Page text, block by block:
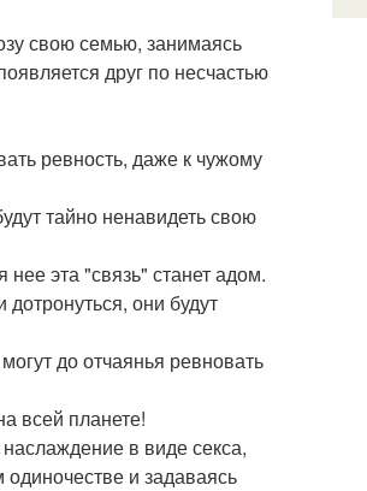
свою семью, занимаясь
друг по несчастью
ревность, даже к чужому
тайно ненавидеть свою
эта "связь" станет адом.
они будут
до отчаянья ревновать
всей планете!
в виде секса,
и задаваясь